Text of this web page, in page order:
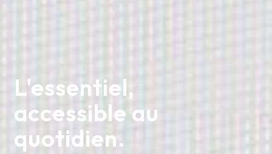
L'essentiel,
accessible au
quotidien.